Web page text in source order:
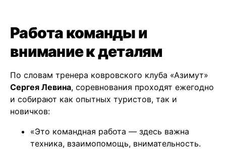
Работа команды и
внимание к деталям
По словам тренера ковровского клуба «Азимут»
Сергея Левина, соревнования проходят ежегодно
и собирают как опытных туристов, так и
новичков:
«Это командная работа — здесь важна
техника, взаимопомощь, внимательность.